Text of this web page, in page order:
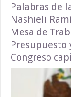
Palabras de
Nashieli
Mesa de
Presupuesto
Congreso